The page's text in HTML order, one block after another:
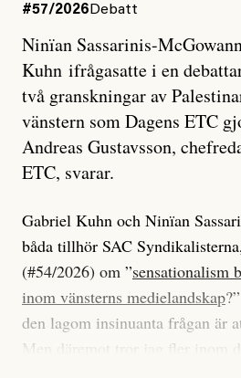
#57/2026 Debatt
Ninïan Sassarinis-
Kuhn ifrågasatte i en
två granskningar av
vänstern som Dagens ETC
Andreas Gustavsson,
ETC, svarar.
Gabriel Kuhn och Ninïan
båda tillhör SAC
(#54/2026) om ”sensationalism
inom vänsterns medielandskap
den lagom insinuanta frågan är
Men däremot tror jag fler inom